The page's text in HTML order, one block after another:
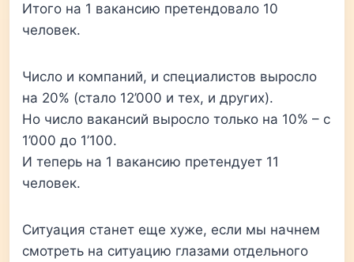
Итого на 1 вакансию претендовало 10
человек.
Число и компаний, и специалистов выросло
на 20% (стало 12’000 и тех, и других).
Но число вакансий выросло только на 10% – с
1’000 до 1’100.
И теперь на 1 вакансию претендует 11
человек.
Ситуация станет еще хуже, если мы начнем
смотреть на ситуацию глазами отдельного